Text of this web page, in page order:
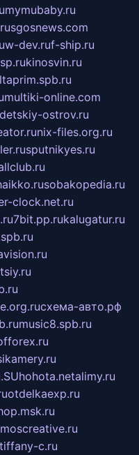
mymubaby.ru
rusgosnews.com
w-dev.ruf-ship.ru
kinosvin.ru
multiki-online.com
detskiy-ostrov.ru
nix-files.org.ru
sputnikyes.ru
sobakopedia.ru
clock.net.ru
7bit.pp.rukalugatur.ru
схема-авто.рф
music8.spb.ru
hohota.netalimy.ru
otdelkaexp.ru
tiffany-c.ru